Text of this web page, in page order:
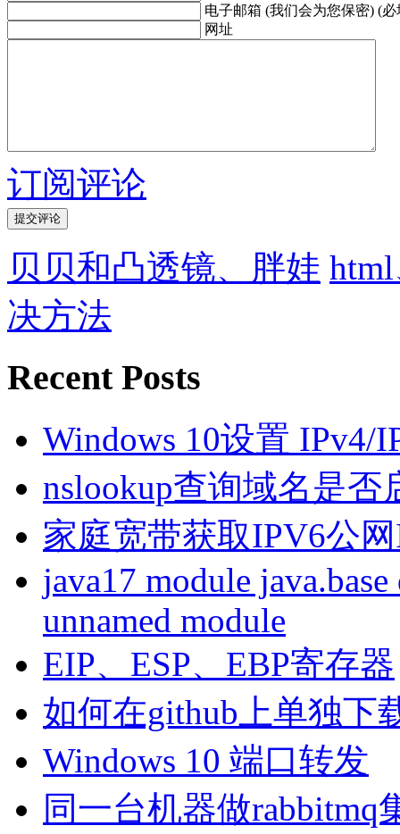
电子邮箱 (我们会为您保密) (必
网址
订阅评论
贝贝和凸透镜、胖娃
决方法
Recent Posts
Windows 10设置 IPv4/
nslookup查询域名是否
家庭宽带获取IPV6公
java17 module
unnamed module
EIP、ESP、EBP寄存器
如何在github上单独下
Windows 10 端口转发
同一台机器做rabbitmq